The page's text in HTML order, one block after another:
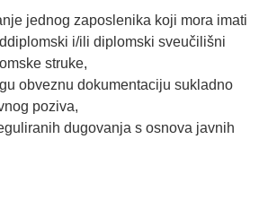
jednog zaposlenika koji mora imati
i/ili diplomski sveučilišni
struke,
obveznu dokumentaciju sukladno
poziva,
dugovanja s osnova javnih